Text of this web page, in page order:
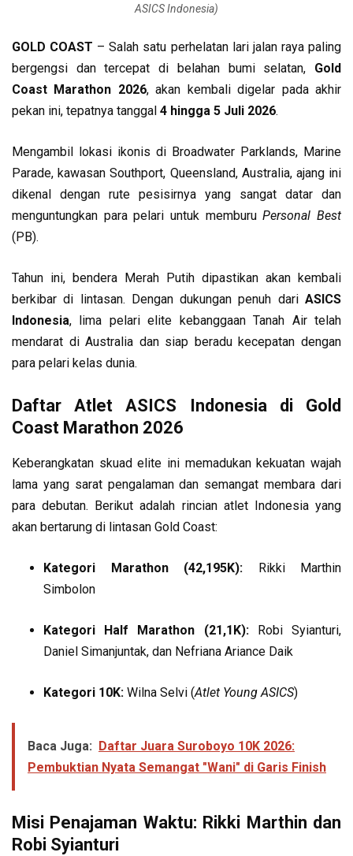
ASICS Indonesia)
GOLD COAST – Salah satu perhelatan lari jalan raya paling
bergengsi dan tercepat di belahan bumi selatan, Gold
Coast Marathon 2026, akan kembali digelar pada akhir
pekan ini, tepatnya tanggal 4 hingga 5 Juli 2026.
Mengambil lokasi ikonis di Broadwater Parklands, Marine
Parade, kawasan Southport, Queensland, Australia, ajang ini
dikenal dengan rute pesisirnya yang sangat datar dan
menguntungkan para pelari untuk memburuPersonal Best
(PB).
Tahun ini, bendera Merah Putih dipastikan akan kembali
berkibar di lintasan. Dengan dukungan penuh dari ASICS
Indonesia, lima pelari elite kebanggaan Tanah Air telah
mendarat di Australia dan siap beradu kecepatan dengan
para pelari kelas dunia.
Daftar Atlet ASICS Indonesia di Gold
Coast Marathon 2026
Keberangkatan skuad elite ini memadukan kekuatan wajah
lama yang sarat pengalaman dan semangat membara dari
para debutan. Berikut adalah rincian atlet Indonesia yang
akan bertarung di lintasan Gold Coast:
Kategori Marathon (42,195K): Rikki Marthin
Simbolon
Kategori Half Marathon (21,1K):Robi Syianturi,
Daniel Simanjuntak, dan Nefriana Ariance Daik
Kategori 10K: Wilna Selvi (Atlet Young ASICS)
Baca Juga: Daftar Juara Suroboyo 10K 2026:
Pembuktian Nyata Semangat "Wani" di Garis Finish
Misi Penajaman Waktu: Rikki Marthin dan
Robi Syianturi